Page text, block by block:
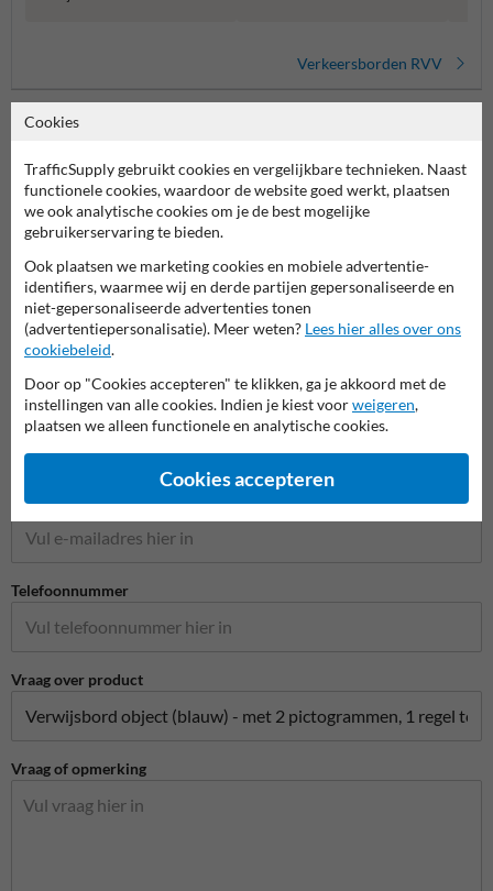
Verkeersborden RVV
Stel je vraag aan Scheepvaartbord.nl
Naam*
Bedrijfsnaam
E-mailadres*
Telefoonnummer
Vraag over product
Vraag of opmerking
Cookies
TrafficSupply gebruikt cookies en vergelijkbare technieken. Naast
functionele cookies, waardoor de website goed werkt, plaatsen
we ook analytische cookies om je de best mogelijke
gebruikerservaring te bieden.
Ook plaatsen we marketing cookies en mobiele advertentie-
identifiers, waarmee wij en derde partijen gepersonaliseerde en
niet-gepersonaliseerde advertenties tonen
(advertentiepersonalisatie). Meer weten? Lees hier alles over ons
cookiebeleid.
Door op "Cookies accepteren" te klikken, ga je akkoord met de
instellingen van alle cookies. Indien je kiest voorweigeren,
plaatsen we alleen functionele en analytische cookies.
Cookies accepteren